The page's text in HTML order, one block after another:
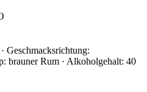
Geschmacksrichtung:
brauner Rum · Alkoholgehalt: 40